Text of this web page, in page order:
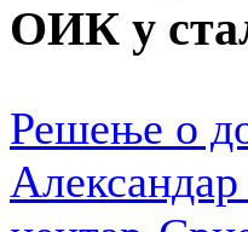
ОИК у
Решење о